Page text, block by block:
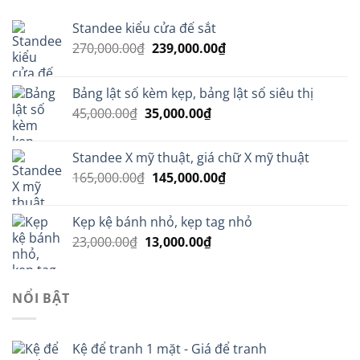
Standee kiểu cửa đế sắt
270,000.00₫ Giá
270,000.00₫.
239,000.00₫Giá
là:
Bảng lật số kèm kẹp, bảng lật số siêu thị
45,000.00₫ Giá
45,000.00₫.
35,000.00₫Giá
là:
35,000.00₫.
Standee X mỹ thuật, giá chữ X mỹ thuật
165,000.00₫ Giá
165,000.00₫.
145,000.00₫Giá
là:
Kẹp kệ bánh nhỏ, kẹp tag nhỏ
23,000.00₫ Giá
13,000.00₫Giá
NỔI BẬT
Kệ để tranh 1 mặt - Giá để tranh